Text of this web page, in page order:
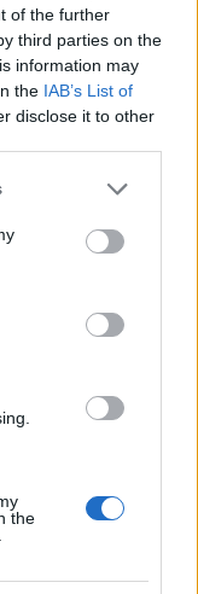
of the further
third parties on the
information may
the IAB’s List of
disclose it to other
the